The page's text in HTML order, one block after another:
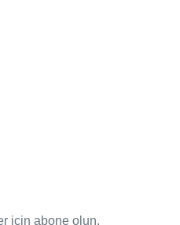
için abone olun.